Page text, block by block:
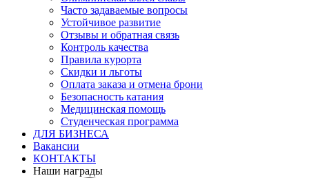
Часто задаваемые вопросы
Устойчивое развитие
Отзывы и обратная связь
Контроль качества
Правила курорта
Скидки и льготы
Оплата заказа и отмена брони
Безопасность катания
Медицинская помощь
Студенческая программа
ДЛЯ БИЗНЕСА
Вакансии
КОНТАКТЫ
Наши награды